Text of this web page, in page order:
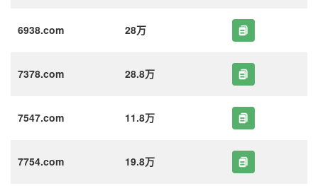
6938.com 28万
7378.com 28.8万
7547.com 11.8万
7754.com 19.8万